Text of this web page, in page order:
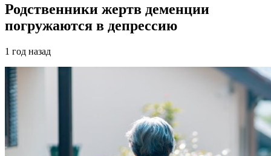
Родственники жертв деменции
погружаются в депрессию
1 год назад